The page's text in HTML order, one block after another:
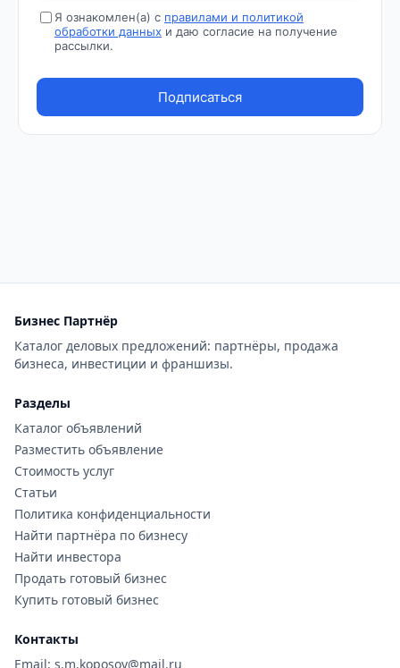
Бизнес Партнёр
Каталог деловых предложений: партнёры, продажа
бизнеса, инвестиции и франшизы.
Разделы
Каталог объявлений
Разместить объявление
Стоимость услуг
Статьи
Политика конфиденциальности
Найти партнёра по бизнесу
Найти инвестора
Продать готовый бизнес
Купить готовый бизнес
Контакты
Email: s.m.koposov@mail.ru